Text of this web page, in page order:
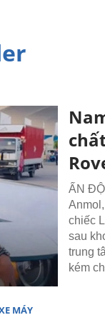
ẤN
chiếc
sau
trung
kém
MÁY